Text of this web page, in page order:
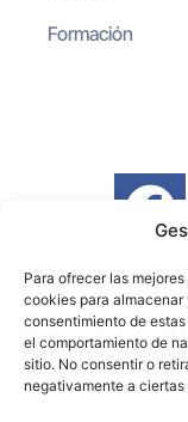
Para ofrecer las
cookies para
consentimiento de
el comportamiento de
sitio. No consentir o
negativamente a
Formación